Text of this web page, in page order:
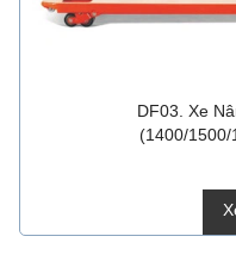
DF03. Xe
(1400/